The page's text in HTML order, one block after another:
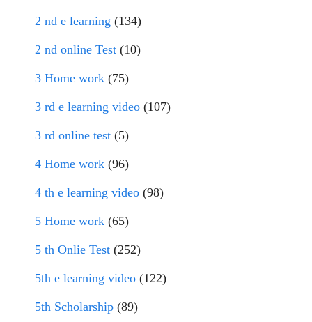
2 nd e learning (134)
2 nd online Test (10)
3 Home work (75)
3 rd e learning video (107)
3 rd online test (5)
4 Home work (96)
4 th e learning video (98)
5 Home work (65)
5 th Onlie Test (252)
5th e learning video (122)
5th Scholarship (89)